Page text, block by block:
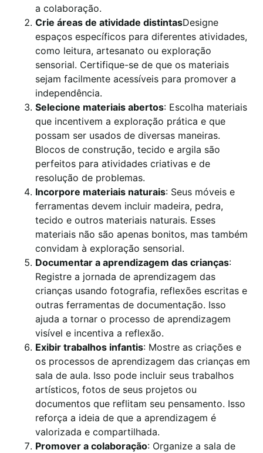
a colaboração.
Crie áreas de atividade distintasDesigne
espaços específicos para diferentes atividades,
como leitura, artesanato ou exploração
sensorial. Certifique-se de que os materiais
sejam facilmente acessíveis para promover a
independência.
Selecione materiais abertos: Escolha materiais
que incentivem a exploração prática e que
possam ser usados de diversas maneiras.
Blocos de construção, tecido e argila são
perfeitos para atividades criativas e de
resolução de problemas.
Incorpore materiais naturais: Seus móveis e
ferramentas devem incluir madeira, pedra,
tecido e outros materiais naturais. Esses
materiais não são apenas bonitos, mas também
convidam à exploração sensorial.
Documentar a aprendizagem das crianças:
Registre a jornada de aprendizagem das
crianças usando fotografia, reflexões escritas e
outras ferramentas de documentação. Isso
ajuda a tornar o processo de aprendizagem
visível e incentiva a reflexão.
Exibir trabalhos infantis: Mostre as criações e
os processos de aprendizagem das crianças em
sala de aula. Isso pode incluir seus trabalhos
artísticos, fotos de seus projetos ou
documentos que reflitam seu pensamento. Isso
reforça a ideia de que a aprendizagem é
valorizada e compartilhada.
Promover a colaboração: Organize a sala de